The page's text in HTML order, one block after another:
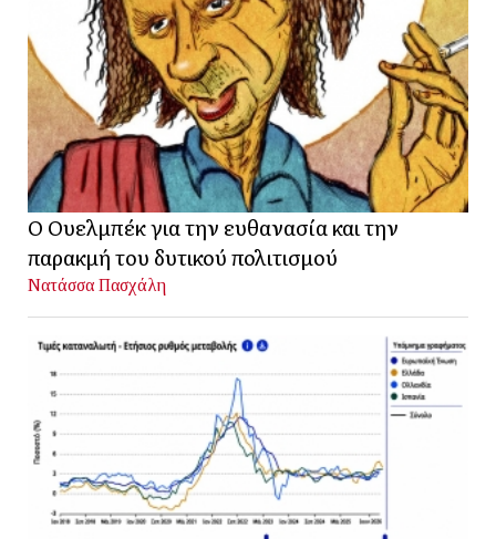
Ο Ουελμπέκ για την ευθανασία και την
παρακμή του δυτικού πολιτισμού
Νατάσσα Πασχάλη